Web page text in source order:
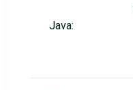
Java: